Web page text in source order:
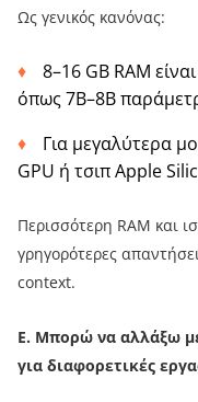
Ως γενικός κανόνας:
8–16 GB RAM
όπως 7B–8B
Για μεγαλύτερα
GPU ή τσιπ Apple
Περισσότερη RAM και
γρηγορότερες
context.
Ε. Μπορώ να αλλάξω
για διαφορετικές